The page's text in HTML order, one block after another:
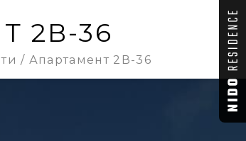
2В-36
Апартамент 2В-36